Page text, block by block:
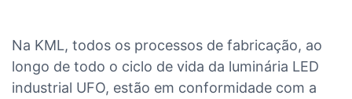
Na KML, todos os processos de fabricação, ao
longo de todo o ciclo de vida da luminária LED
industrial UFO, estão em conformidade com a